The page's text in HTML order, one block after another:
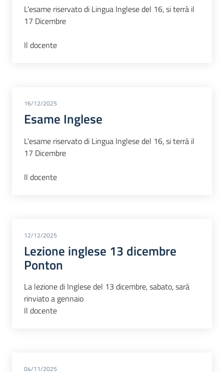
L'esame riservato di Lingua Inglese del 16, si terrà il
17 Dicembre
Il docente
16/12/2025
Esame Inglese
L'esame riservato di Lingua Inglese del 16, si terrà il
17 Dicembre
Il docente
12/12/2025
Lezione inglese 13 dicembre
Ponton
La lezione di Inglese del 13 dicembre, sabato, sarà
rinviato a gennaio
Il docente
04/11/2025